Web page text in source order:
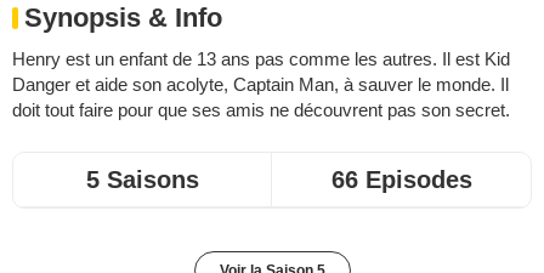
Synopsis & Info
Henry est un enfant de 13 ans pas comme les autres. Il est Kid
Danger et aide son acolyte, Captain Man, à sauver le monde. Il
doit tout faire pour que ses amis ne découvrent pas son secret.
5 Saisons 66 Episodes